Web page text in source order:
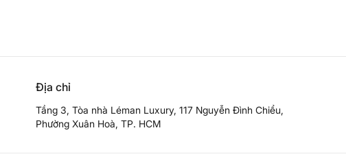
Địa chỉ
Tầng 3, Tòa nhà Léman Luxury, 117 Nguyễn Đình Chiểu,
Phường Xuân Hoà, TP. HCM